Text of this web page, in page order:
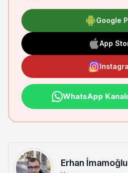
Google
App
WhatsApp
Erhan İmamoğlu